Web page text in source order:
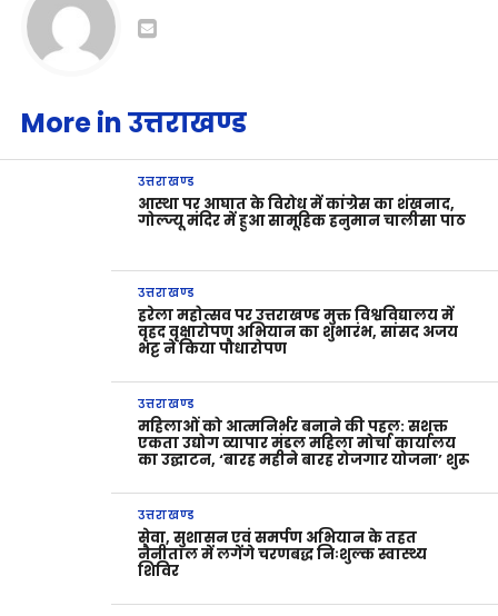
More in उत्तराखण्ड
उत्तराखण्ड
आस्था पर आघात के विरोध में कांग्रेस का शंखनाद,
गोल्ज्यू मंदिर में हुआ सामूहिक हनुमान चालीसा पाठ
उत्तराखण्ड
हरेला महोत्सव पर उत्तराखण्ड मुक्त विश्वविद्यालय में
वृहद वृक्षारोपण अभियान का शुभारंभ, सांसद अजय
भट्ट ने किया पौधारोपण
उत्तराखण्ड
महिलाओं को आत्मनिर्भर बनाने की पहल: सशक्त
एकता उद्योग व्यापार मंडल महिला मोर्चा कार्यालय
का उद्घाटन, ‘बारह महीने बारह रोजगार योजना’ शुरू
उत्तराखण्ड
सेवा, सुशासन एवं समर्पण अभियान के तहत
नैनीताल में लगेंगे चरणबद्ध निःशुल्क स्वास्थ्य
शिविर